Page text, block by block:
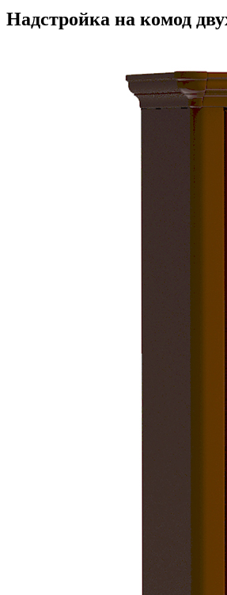
Надстройка на комод